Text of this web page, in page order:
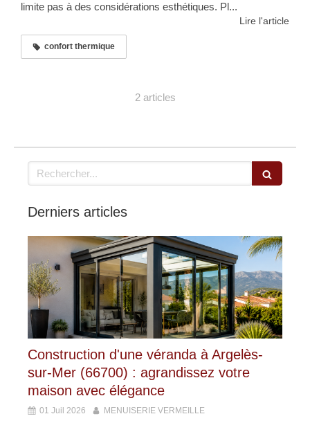
limite pas à des considérations esthétiques. Pl...
Lire l'article
confort thermique
2 articles
Rechercher
Derniers articles
Construction d'une véranda à Argelès-
sur-Mer (66700) : agrandissez votre
maison avec élégance
01 Juil 2026 MENUISERIE VERMEILLE